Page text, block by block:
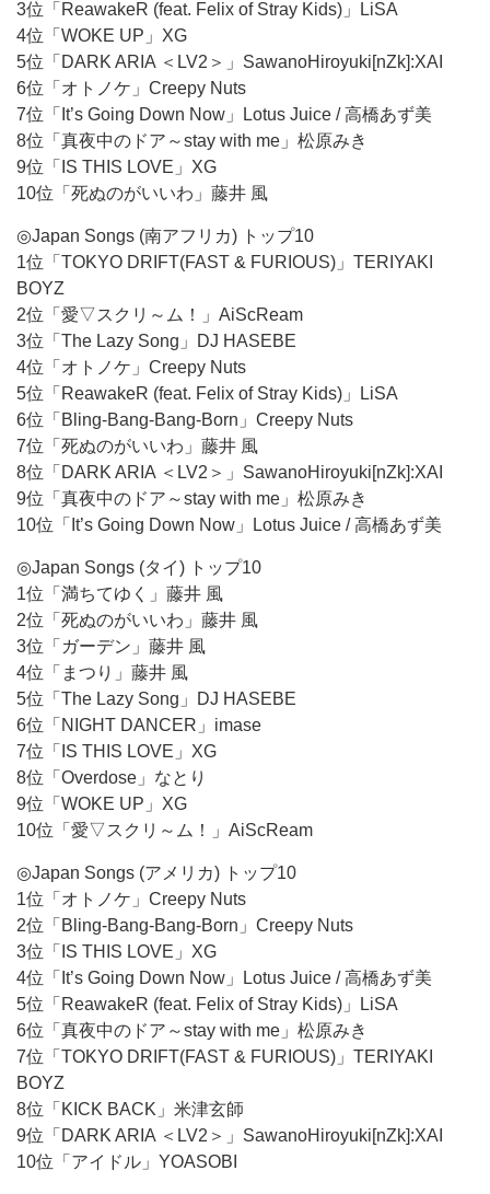
3位「ReawakeR (feat. Felix of Stray Kids)」LiSA
4位「WOKE UP」XG
5位「DARK ARIA ＜LV2＞」SawanoHiroyuki[nZk]:XAI
6位「オトノケ」Creepy Nuts
7位「It’s Going Down Now」Lotus Juice / 高橋あず美
8位「真夜中のドア～stay with me」松原みき
9位「IS THIS LOVE」XG
10位「死ぬのがいいわ」藤井 風
◎Japan Songs (南アフリカ) トップ10
1位「TOKYO DRIFT(FAST & FURIOUS)」TERIYAKI
BOYZ
2位「愛▽スクリ～ム！」AiScReam
3位「The Lazy Song」DJ HASEBE
4位「オトノケ」Creepy Nuts
5位「ReawakeR (feat. Felix of Stray Kids)」LiSA
6位「Bling-Bang-Bang-Born」Creepy Nuts
7位「死ぬのがいいわ」藤井 風
8位「DARK ARIA ＜LV2＞」SawanoHiroyuki[nZk]:XAI
9位「真夜中のドア～stay with me」松原みき
10位「It’s Going Down Now」Lotus Juice / 高橋あず美
◎Japan Songs (タイ) トップ10
1位「満ちてゆく」藤井 風
2位「死ぬのがいいわ」藤井 風
3位「ガーデン」藤井 風
4位「まつり」藤井 風
5位「The Lazy Song」DJ HASEBE
6位「NIGHT DANCER」imase
7位「IS THIS LOVE」XG
8位「Overdose」なとり
9位「WOKE UP」XG
10位「愛▽スクリ～ム！」AiScReam
◎Japan Songs (アメリカ) トップ10
1位「オトノケ」Creepy Nuts
2位「Bling-Bang-Bang-Born」Creepy Nuts
3位「IS THIS LOVE」XG
4位「It’s Going Down Now」Lotus Juice / 高橋あず美
5位「ReawakeR (feat. Felix of Stray Kids)」LiSA
6位「真夜中のドア～stay with me」松原みき
7位「TOKYO DRIFT(FAST & FURIOUS)」TERIYAKI
BOYZ
8位「KICK BACK」米津玄師
9位「DARK ARIA ＜LV2＞」SawanoHiroyuki[nZk]:XAI
10位「アイドル」YOASOBI